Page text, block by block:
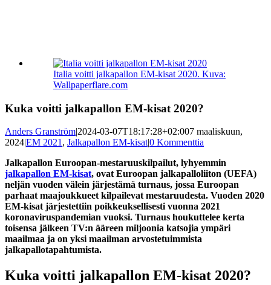
isompana
Italia voitti jalkapallon EM-kisat 2020. Kuva:
Wallpaperflare.com
Kuka voitti jalkapallon EM-kisat 2020?
Anders Granström|2024-03-07T18:17:28+02:007 maaliskuun,
2024|EM 2021, Jalkapallon EM-kisat|0 Kommenttia
Jalkapallon Euroopan-mestaruuskilpailut, lyhyemmin
jalkapallon EM-kisat, ovat Euroopan jalkapalloliiton (UEFA)
neljän vuoden välein järjestämä turnaus, jossa Euroopan
parhaat maajoukkueet kilpailevat mestaruudesta. Vuoden 2020
EM-kisat järjestettiin poikkeuksellisesti vuonna 2021
koronaviruspandemian vuoksi. Turnaus houkuttelee kerta
toisensa jälkeen TV:n ääreen miljoonia katsojia ympäri
maailmaa ja on yksi maailman arvostetuimmista
jalkapallotapahtumista.
Kuka voitti jalkapallon EM-kisat 2020?